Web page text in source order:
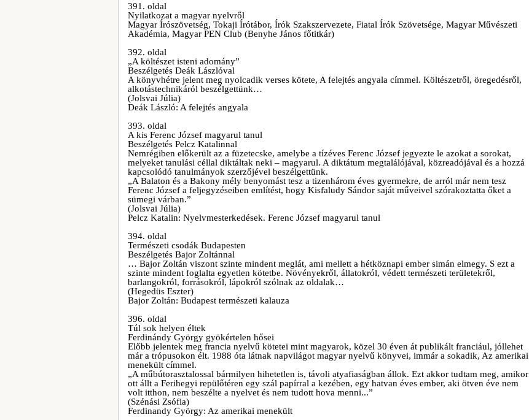
391. oldal
Nyilatkozat a magyar nyelvről
Magyar Írószövetség, Tokaji Írótábor, Írók Szakszervezete, Fiatal Írók Szövetsége, Magyar Művészeti
Akadémia, Magyar PEN Club (Benyhe János főtitkár)
392. oldal
„A költészet isteni adomány”
Beszélgetés Deák Lászlóval
A könyvhétre jelent meg nyolcadik verses kötete, A felejtés angyala címmel. Költészetről, öregedésről,
alkotástechnikáról beszélgettünk…
(Jolsvai Júlia)
Deák László: A felejtés angyala
393. oldal
A kis Ferenc József magyarul tanul
Beszélgetés Pelcz Katalinnal
Nemrégiben előkerült az a füzetecske, amelybe a tízéves Ferenc József jegyezte le azokat a sorokat,
melyeket tanulási céllal diktáltak neki – magyarul. A diktátum megtalálójával, közreadójával és a hozzá
kapcsolódó tanulmányok szerzőjével beszélgettünk.
„A Balaton és a Bakony mély benyomást tesz a tizenhárom éves gyermekre, de arról már nem tesz
Ferenc József a feljegyzéseiben említést, hogy Kisfaludy Sándor saját műveivel szórakoztatta őket a
sümegi várban.”
(Jolsvai Júlia)
Pelcz Katalin: Nyelvmesterkedések. Ferenc József magyarul tanul
394. oldal
Természeti csodák Budapesten
Beszélgetés Bajor Zoltánnal
… Bajor Zoltán viszont szinte mindent meglát, ami mellett a hétköznapi ember simán elmegy. S ezt a
szinte mindent foglalta egyetlen kötetbe. Növényekről, állatokról, védett természeti területekről,
barlangokról, forrásokról, lápokról szólnak az oldalak…
(Hegedüs Eszter)
Bajor Zoltán: Budapest természeti kalauza
396. oldal
Túl sok helyen éltek
Ferdinándy György gyökértelen hősei
Előbb jelentek meg francia nyelvű kötetei mint magyarok, közel 30 éven át publikált franciául, jóllehet
már a trópusokon élt. 1988 óta látnak napvilágot magyar nyelvű könyvei, immár a sokadik, Az amerikai
menekült címmel.
„A műbútorasztalossal bármilyen hihetetlen is, távoli atyafiaságban állok. Ezt akkor tudtam meg, amikor
ott állt a Ferihegyi repülőtéren egy szál papírral a kezében, egy hatvan éves ember, aki ötven éve nem
volt itthon, nem beszélte a nyelvet és nem tudott hova menni...”
(Szénási Zsófia)
Ferdinandy György: Az amerikai menekült